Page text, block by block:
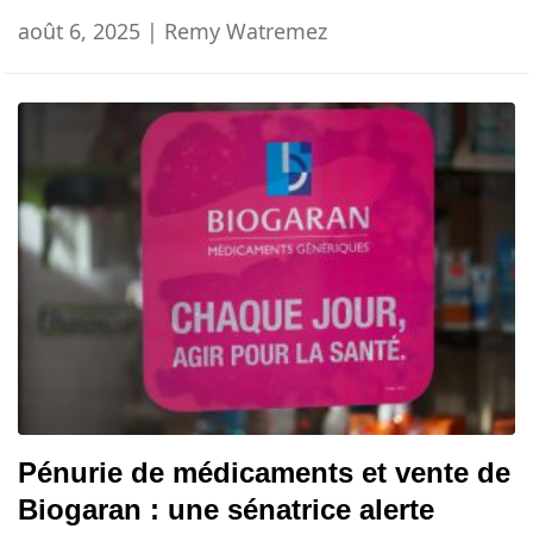
août 6, 2025 | Remy Watremez
Pénurie de médicaments et vente de
Biogaran : une sénatrice alerte